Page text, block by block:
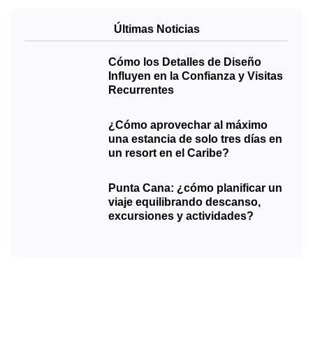
Últimas Noticias
Cómo los Detalles de Diseño
Influyen en la Confianza y Visitas
Recurrentes
¿Cómo aprovechar al máximo
una estancia de solo tres días en
un resort en el Caribe?
Punta Cana: ¿cómo planificar un
viaje equilibrando descanso,
excursiones y actividades?